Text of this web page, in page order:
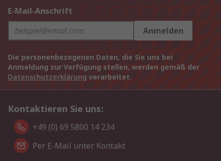
E-Mail-Anschrift
Anmelden
Die personenbezogenen Daten, die Sie uns bei
Anmeldung zur Verfügung stellen, werden gemäß der
Datenschutzerklärung verarbeitet.
Kontaktieren Sie uns:
+49 (0) 69 5800 14 234
Per E-Mail unter Kontakt